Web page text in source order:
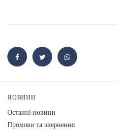
НОВИНИ
Останні новини
Промови та звернення